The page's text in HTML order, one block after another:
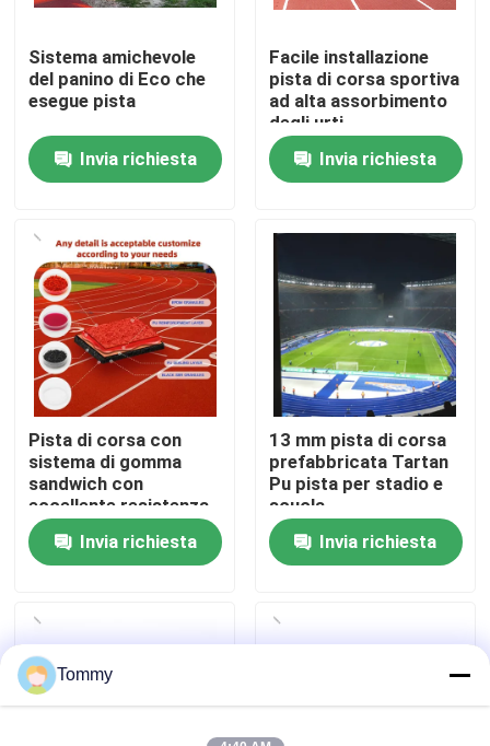
Casa.
Prodotti
Video
Chi Siamo
Visita alla fabbrica
Controllo di qualità
Contattaci
Casi
Sistema amichevole
del panino di Eco che
esegue pista
Invia richiesta
Facile installazione
pista di corsa sportiva
ad alta assorbimento
degli urti
Invia richiesta
Pista di corsa con
sistema di gomma
sandwich con
eccellente resistenza
alle intemperie
Invia richiesta
13 mm pista di corsa
prefabbricata Tartan
Pu pista per stadio e
scuola
Invia richiesta
Tommy